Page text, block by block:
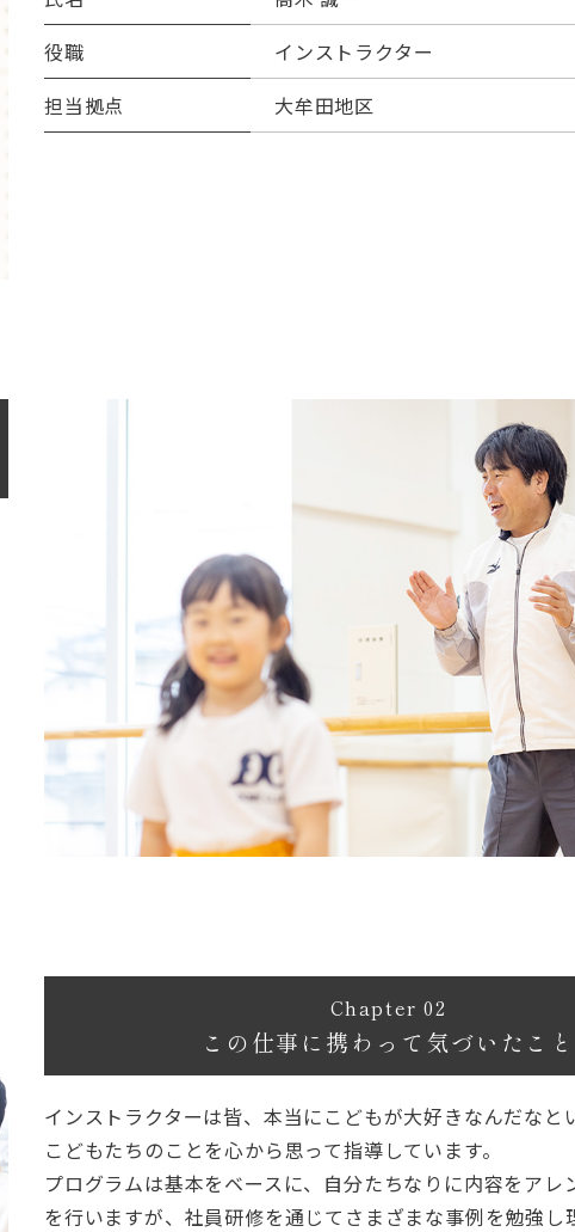
役職
インストラクター
担当拠点
大牟田地区
Chapter 02
この仕事に携わって気づいたこと
インストラクターは皆、本当にこどもが大好きなんだなと
こどもたちのことを心から思って指導しています。
プログラムは基本をベースに、自分たちなりに内容をアレ
を行いますが、社員研修を通じてさまざまな事例を勉強し